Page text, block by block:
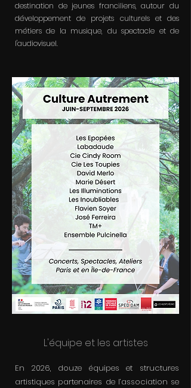
destination de jeunes franciliens, autour du
développement de projets culturels et des
métiers de la musique, du spectacle et de
l'audiovisuel.
L'équipe et les artistes
En 2026, douze équipes et structures
artistiques partenaires de l’association se